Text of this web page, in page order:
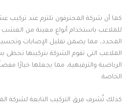
كما أن شركة المحترفون تلتزم عند
للملاعب باستخدام أنواع معينة من
المحدد، مما يضمن تقليل الإصابات
الملاعب التي تقوم الشركة بتركيبها
الرياضية والترفيهية، مما يجعلها خيارًا
الخاصة.
كذلك تُشرف فرق التركيب التابعة لشركة